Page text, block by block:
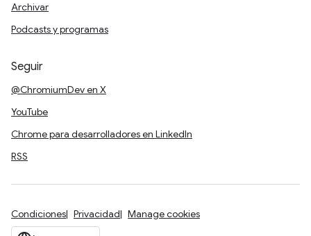
Archivar
Podcasts y programas
Seguir
@ChromiumDev en X
YouTube
Chrome para desarrolladores en LinkedIn
RSS
Condiciones Privacidad Manage cookies